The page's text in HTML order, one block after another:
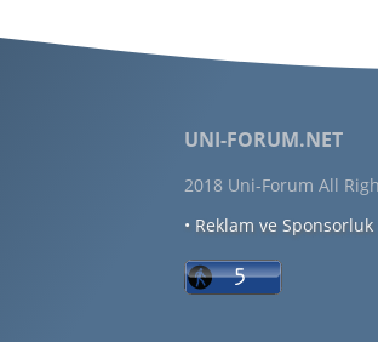
UNI-FORUM.NET
2018 Uni-Forum All
• Reklam ve Sponsorluk